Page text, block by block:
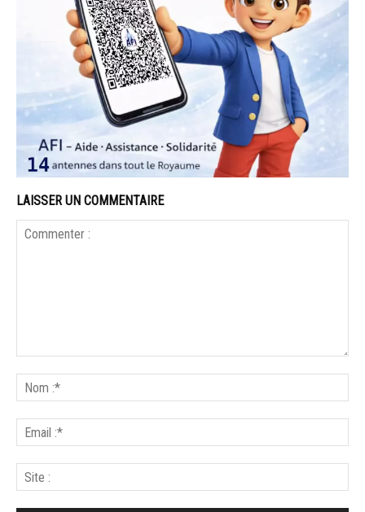
LAISSER UN COMMENTAIRE